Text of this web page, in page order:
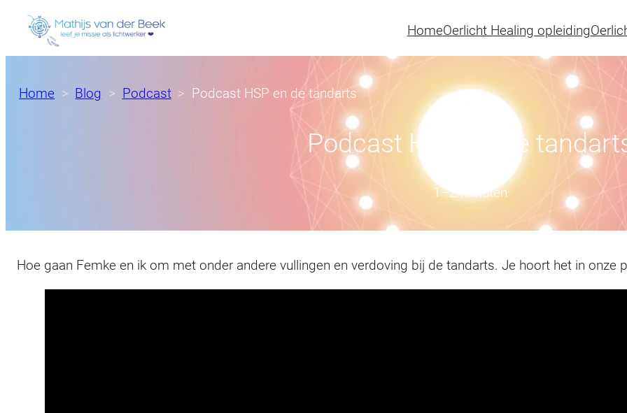
de
HomeOerlicht Healing opleiding
Home Blog Podcast Podcast HSP en de tandarts
Podcast HSP en de
1–2 minuten
Hoe gaan Femke en ik om met onder andere vullingen en verdoving bij de tandarts. Je hoort het in onze